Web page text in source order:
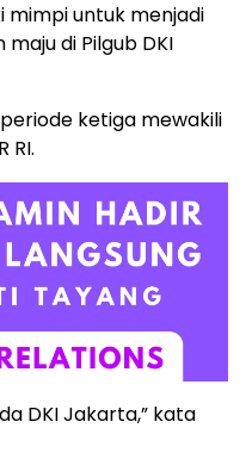
mimpi untuk menjadi
di Pilgub DKI
ketiga mewakili
RI.
DKI Jakarta,” kata